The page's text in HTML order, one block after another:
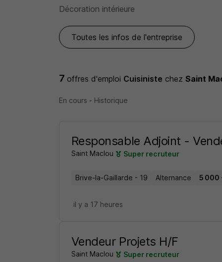
Décoration intérieure
Toutes les infos de l'entreprise
7offres d'emploi Cuisiniste chezSaint
En cours - Historique
Responsable Adjoint -
Saint Maclou Super recruteur
Brive-la-Gaillarde - 19 Alternance 5 000
il y a 17 heures
Vendeur Projets H/F
Saint Maclou Super recruteur